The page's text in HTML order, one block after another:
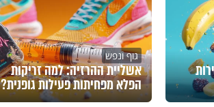
גוף ונפש
אשליית ההרזיה: למה זריקות
הפלא מפחיתות פעילות גופנית?